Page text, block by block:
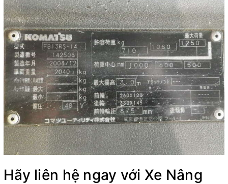
Hãy liên hệ ngay với Xe Nâng